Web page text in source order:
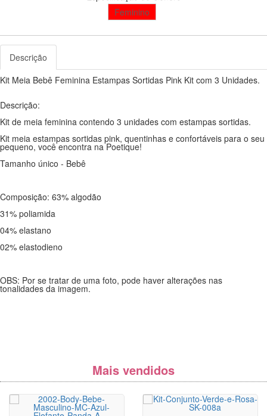
Feminino
Descrição
Kit Meia Bebê Feminina Estampas Sortidas Pink Kit com 3 Unidades.
Descrição:
Kit de meia feminina contendo 3 unidades com estampas sortidas.
Kit meia estampas sortidas pink, quentinhas e confortáveis para o seu
pequeno, você encontra na Poetique!
Tamanho único - Bebê
Composição: 63% algodão
31% poliamida
04% elastano
02% elastodieno
OBS: Por se tratar de uma foto, pode haver alterações nas
tonalidades da imagem.
Mais vendidos